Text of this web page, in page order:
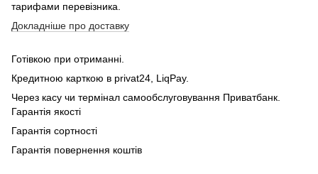
тарифами перевізника.
Докладніше про доставку
Готівкою при отриманні.
Кредитною карткою в privat24, LiqPay.
Через касу чи термінал самообслуговування Приватбанк.
Гарантія якості
Гарантія сортності
Гарантія повернення коштів